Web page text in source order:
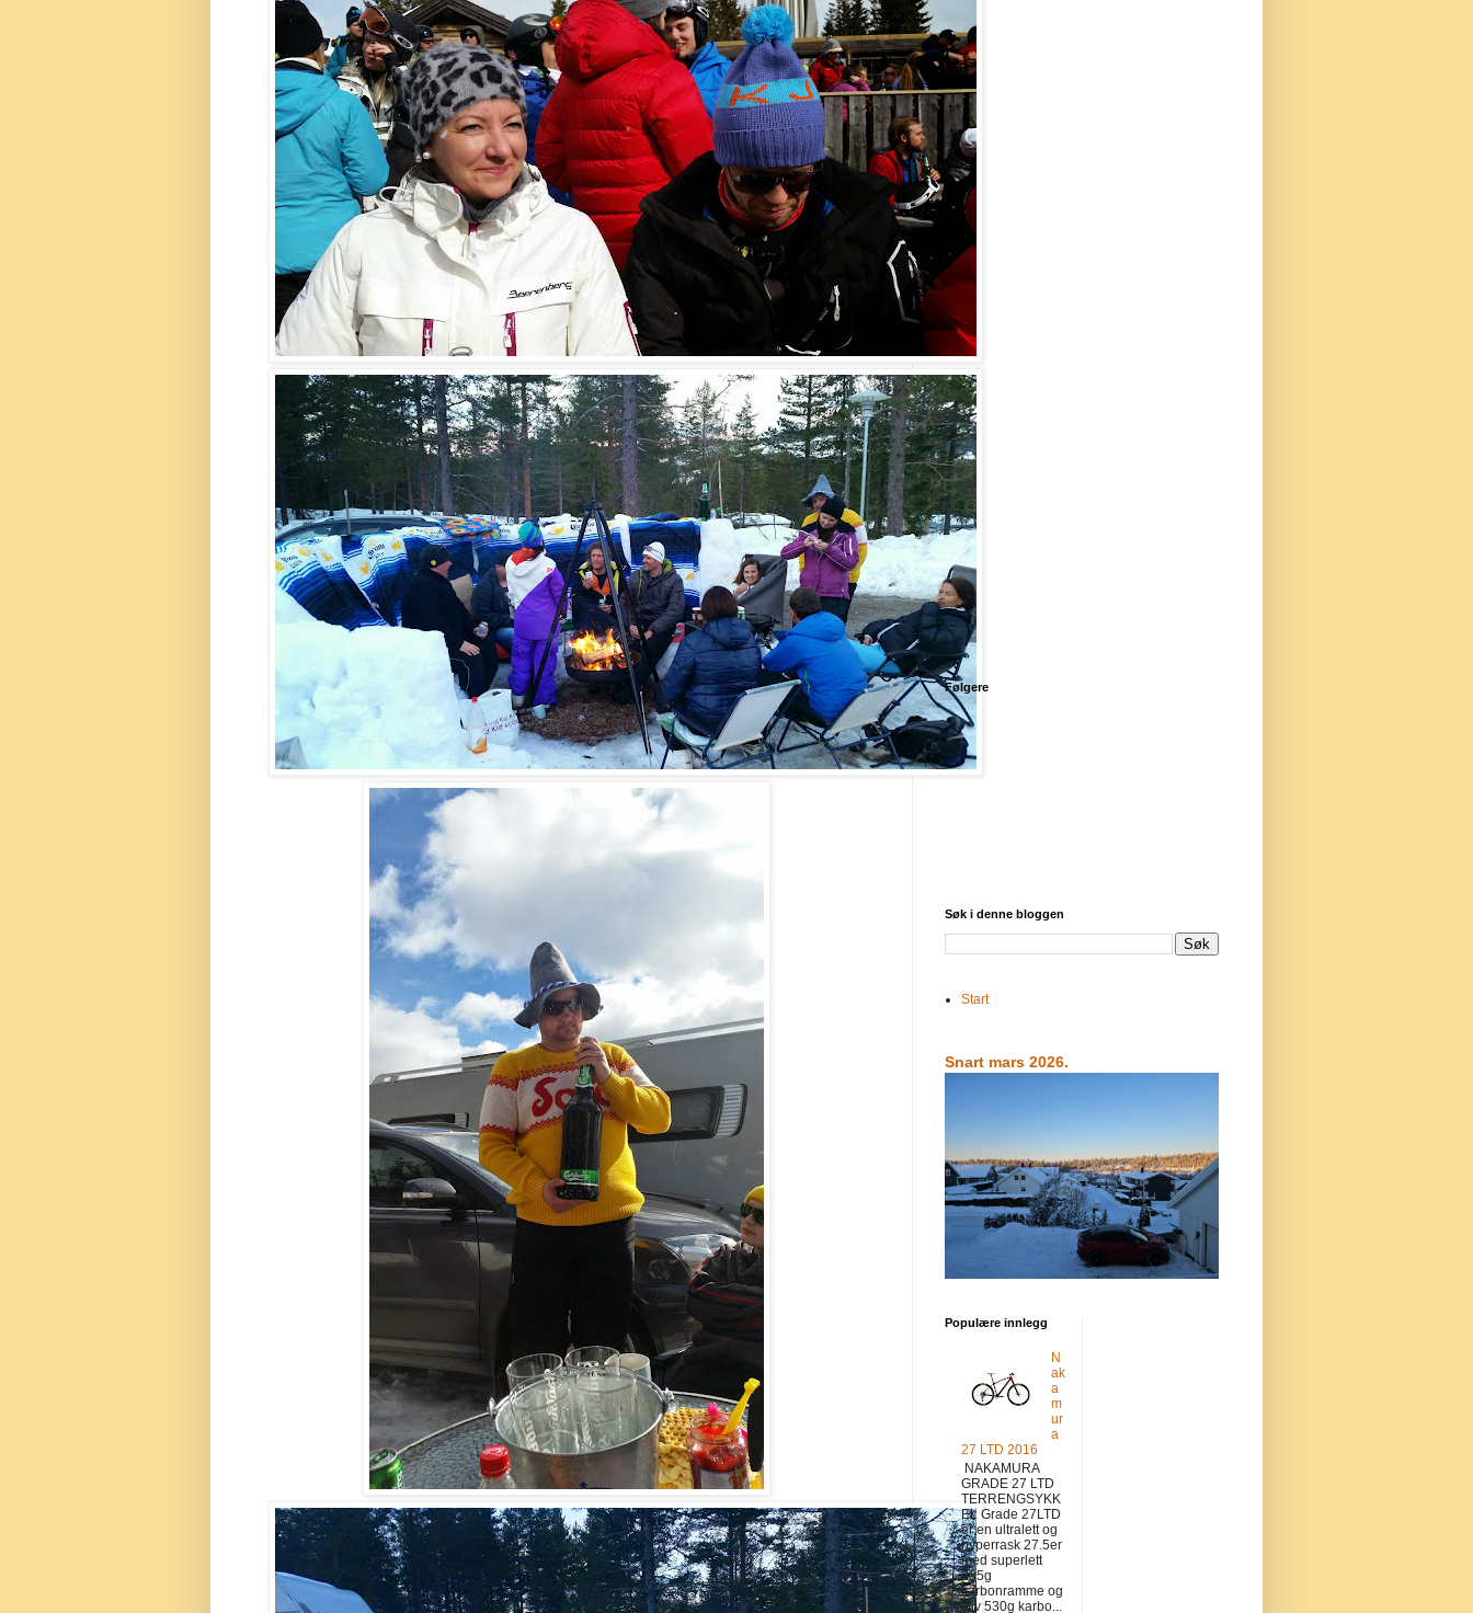
Følgere
Søk i denne bloggen
Start
Snart mars 2026.
Populære innlegg
N
ak
a
m
ur
a
27 LTD 2016
NAKAMURA
GRADE 27 LTD
TERRENGSYKK
EL Grade 27LTD
er en ultralett og
hyperrask 27.5er
med superlett
935g
karbonramme og
stiv 530g karbo...